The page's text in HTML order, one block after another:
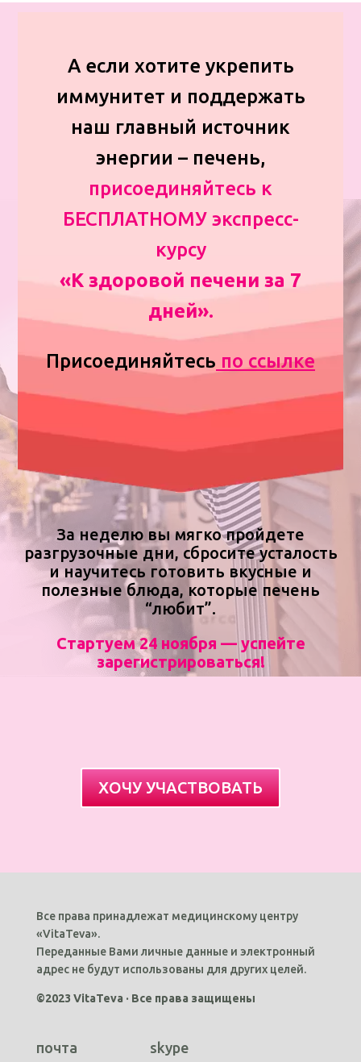
А если хотите укрепить
иммунитет и поддержать
наш главный источник
энергии – печень,
присоединяйтесь к
БЕСПЛАТНОМУ экспресс-
курсу
«К здоровой печени за 7
дней».
Присоединяйтесь по ссылке
За неделю вы мягко пройдете
разгрузочные дни, сбросите усталость
и научитесь готовить вкусные и
полезные блюда, которые печень
“любит”.
Стартуем 24 ноября — успейте
зарегистрироваться!
ХОЧУ УЧАСТВОВАТЬ
Все права принадлежат медицинскому центру
«VitaTeva».
Переданные Вами личные данные и электронный
адрес не будут использованы для других целей.
©2023 VitaTeva · Все права защищены
почта skype